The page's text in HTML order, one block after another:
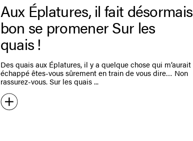
Aux Éplatures, il fait désormais
bon se promener Sur les
quais !
Des quais aux Éplatures, il y a quelque chose qui m’aurait
échappé êtes-vous sûrement en train de vous dire… Non
rassurez-vous. Sur les quais